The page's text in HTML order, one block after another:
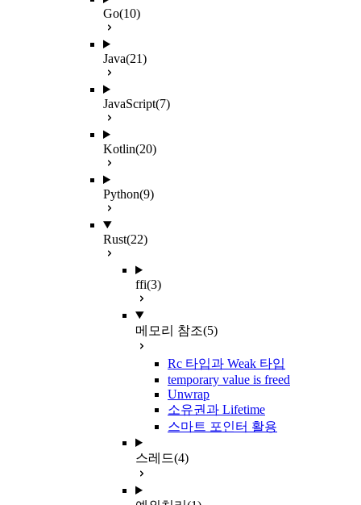
Go(10)
Java(21)
JavaScript(7)
Kotlin(20)
Python(9)
Rust(22)
ffi(3)
메모리 참조(5)
Rc 타입과 Weak 타입
temporary value is freed
Unwrap
소유권과 Lifetime
스마트 포인터 활용
스레드(4)